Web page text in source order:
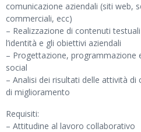
comunicazione aziendali (siti web,
commerciali, ecc)
– Realizzazione di contenuti
l’identità e gli obiettivi aziendali
– Progettazione, programmazione
social
– Analisi dei risultati delle attività
di miglioramento
Requisiti:
– Attitudine al lavoro collaborativo